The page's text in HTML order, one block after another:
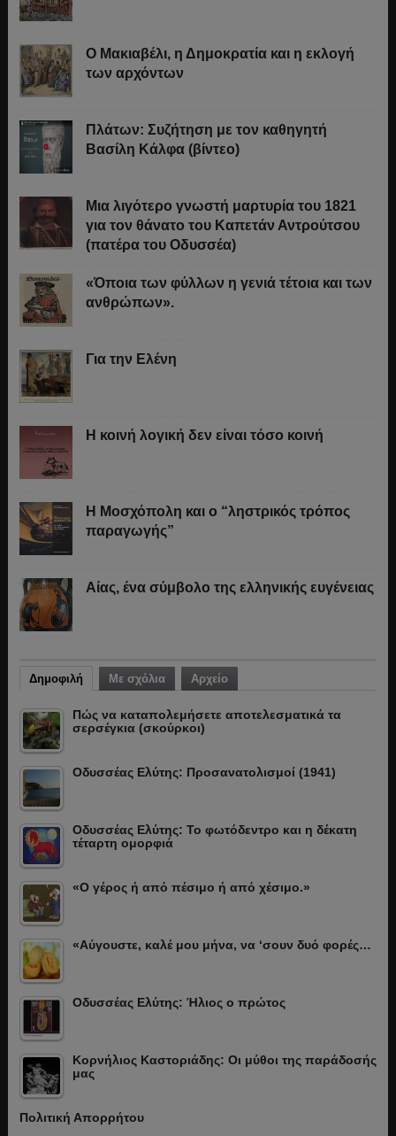
Ο Μακιαβέλι, η Δημοκρατία και η εκλογή
των αρχόντων
Πλάτων: Συζήτηση με τον καθηγητή
Βασίλη Κάλφα (βίντεο)
Μια λιγότερο γνωστή μαρτυρία του 1821
για τον θάνατο του Καπετάν Αντρούτσου
(πατέρα του Οδυσσέα)
«Όποια των φύλλων η γενιά τέτοια και των
ανθρώπων».
Για την Ελένη
Η κοινή λογική δεν είναι τόσο κοινή
Η Μοσχόπολη και ο “ληστρικός τρόπος
παραγωγής”
Αίας, ένα σύμβολο της ελληνικής ευγένειας
Δημοφιλή Με σχόλια Αρχείο
Πώς να καταπολεμήσετε αποτελεσματικά τα
σερσέγκια (σκούρκοι)
Οδυσσέας Ελύτης: Προσανατολισμοί (1941)
Οδυσσέας Ελύτης: Το φωτόδεντρο και η δέκατη
τέταρτη ομορφιά
«Ο γέρος ή από πέσιμο ή από χέσιμο.»
«Αύγουστε, καλέ μου μήνα, να ‘σουν δυό φορές…
Οδυσσέας Ελύτης: Ήλιος ο πρώτος
Κορνήλιος Καστοριάδης: Οι μύθοι της παράδοσής
μας
Πολιτική Απορρήτου